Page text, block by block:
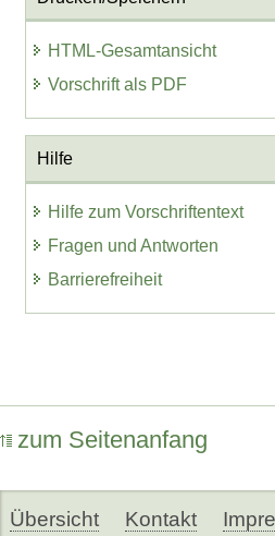
HTML-Gesamtansicht
Vorschrift als PDF
Hilfe
Hilfe zum Vorschriftentext
Fragen und Antworten
Barrierefreiheit
zum Seitenanfang
Übersicht Kontakt